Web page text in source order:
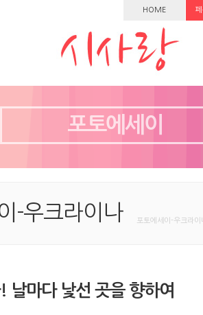
HOME
포토에세이
-우크라이나 포토에세이-우크라
날마다 낯선 곳을 향하여